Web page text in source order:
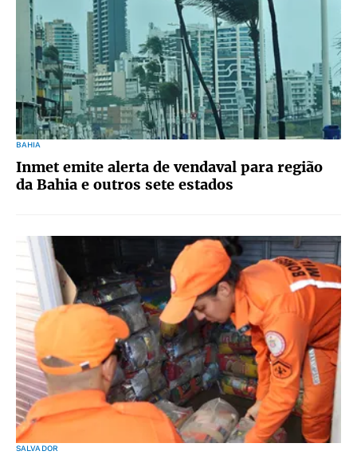
BAHIA
Inmet emite alerta de vendaval para região
da Bahia e outros sete estados
SALVADOR